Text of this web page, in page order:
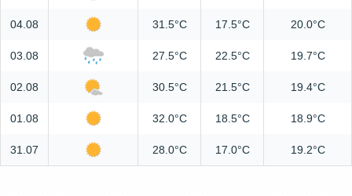
04.08 31.5°C 17.5°C 20.0°C
03.08 27.5°C 22.5°C 19.7°C
02.08 30.5°C 21.5°C 19.4°C
01.08 32.0°C 18.5°C 18.9°C
31.07 28.0°C 17.0°C 19.2°C